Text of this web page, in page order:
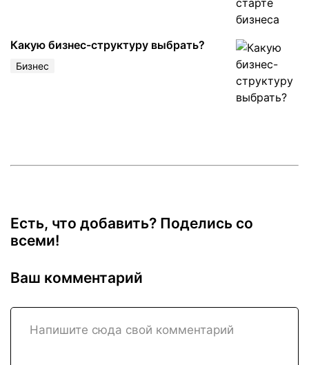
Какую бизнес-структуру выбрать?
Бизнес
Есть, что добавить? Поделись со
всеми!
Ваш комментарий